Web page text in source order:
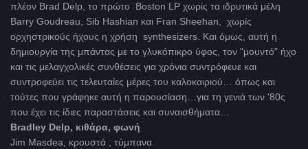
πλέον Brad Delp, το πρώτο Boston LP χωρίς τα ιδρυτικά μέλη
Barry Goudreau, Sib Hashian και Fran Sheehan, χωρίς
ορχηστρικούς ήχους η χρήση synthesizers. Και όμως, αυτή η
δημιουργία της μπάντας με το γλυκόπικρο ύφος, τον "μουντό" ήχο
και τις μελαγχολικές συνθέσεις για χρόνια συντρόφευε και
συντροφεύει τις τελευταίες μέρες του καλοκαιριού… όπως και
τούτες που γράφηκε αυτή η παρουσίαση…για τη γενιά των '80ς
που έχει τις ίδιες παραστάσεις και συναισθήματα…
Bradley Delp, κιθάρα, φωνή
Jim Masdea, κρουστά , τύμπανα